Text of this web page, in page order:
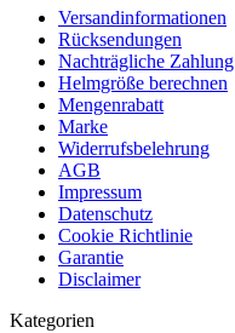
Versandinformationen
Rücksendungen
Nachträgliche Zahlung
Helmgröße berechnen
Mengenrabatt
Marke
Widerrufsbelehrung
AGB
Impressum
Datenschutz
Cookie Richtlinie
Garantie
Disclaimer
Kategorien